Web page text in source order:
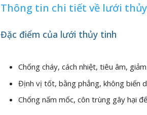
Thông tin chi tiết về lưới
Đặc điểm của lưới thủy tinh
Chống cháy, cách nhiệt, tiêu âm,
Định vị tốt, bằng phẳng, không biến
Chống nấm mốc, côn trùng gây hại